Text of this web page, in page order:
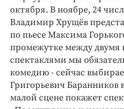
октября. В ноябре, 24
Владимир Хрущёв
по пьесе Максима
промежутке между двумя
спектаклями мы
комедию - сейчас
Григорьевич Баранников
малой сцене покажет